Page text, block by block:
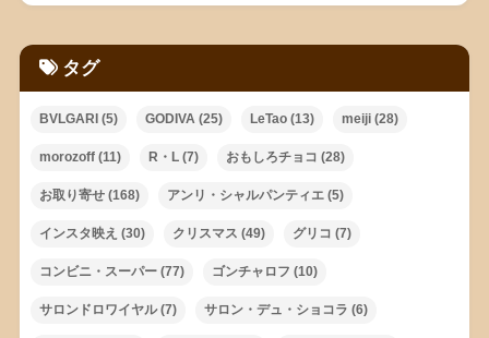
タグ
BVLGARI(5) GODIVA (25) LeTao(13) meiji(28)
morozoff(11) R・L(7) おもしろチョコ (28)
お取り寄せ(168) アンリ・シャルパンティエ(5)
インスタ映え (30) クリスマス (49) グリコ (7)
コンビニ・スーパー(77) ゴンチャロフ (10)
サロンドロワイヤル(7) サロン・デュ・ショコラ (6)